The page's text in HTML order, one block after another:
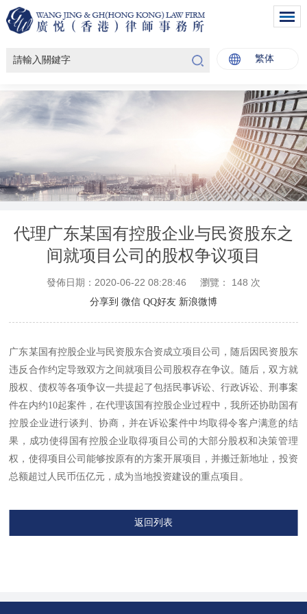
繁体
代理广东某国有控股企业与民资股东之
间就项目公司的股权争议项目
發佈日期：2020-06-22 08:28:46 瀏覽： 148 次
分享到 微信 QQ好友 新浪微博
广东某国有控股企业与民资股东合资成立项目公司，随后因民资股东
违反合作约定导致双方之间就项目公司股权存在争议。随后，双方就
股权、债权等各项争议一共提起了包括民事诉讼、行政诉讼、刑事案
件在内约10起案件，在代理该国有控股企业过程中，我所还协助国有
控股企业进行谈判、协商，并在诉讼案件中均取得令客户满意的结
果，成功使得国有控股企业取得项目公司的大部分股权和决策管理
权，使得项目公司能够按原有的方案开展项目，并搬迁新地址，投资
总额超过人民币伍亿元，成为当地投资建设的重点项目。
返回列表